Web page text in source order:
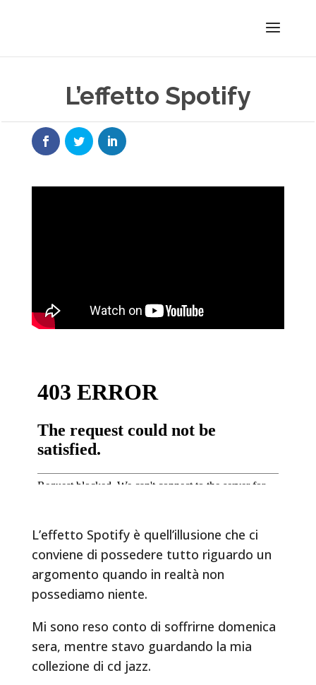
L’effetto Spotify
L’effetto Spotify è quell’illusione che ci
conviene di possedere tutto riguardo un
argomento quando in realtà non
possediamo niente.
Mi sono reso conto di soffrirne domenica
sera, mentre stavo guardando la mia
collezione di cd jazz.